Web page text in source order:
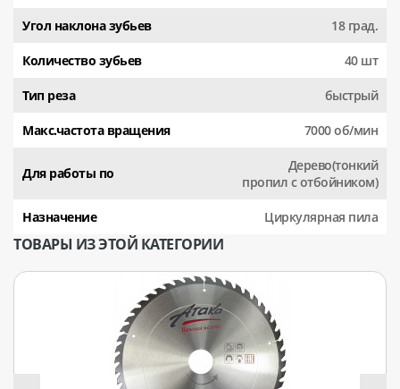
Угол наклона зубьев 18 град.
Количество зубьев 40 шт
Тип реза быстрый
Макс.частота вращения 7000 об/мин
Для работы по
Дерево(тонкий
пропил с отбойником)
Назначение Циркулярная пила
ТОВАРЫ ИЗ ЭТОЙ КАТЕГОРИИ